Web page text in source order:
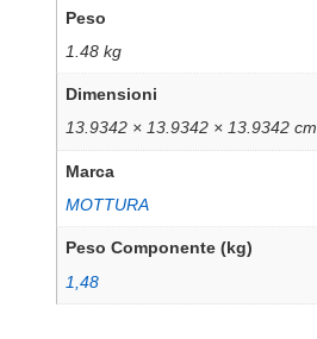
Peso
1.48 kg
Dimensioni
13.9342 × 13.9342 × 13.9342 cm
Marca
MOTTURA
Peso Componente (kg)
1,48